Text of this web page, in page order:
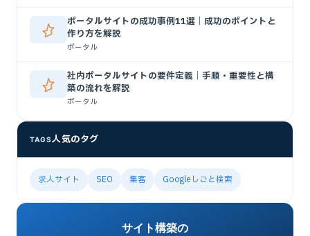
ポータルサイトの成功事例11選｜成功のポイントと
作り方を解説
ポータル
社内ポータルサイトの要件定義｜手順・重要性と構
築の流れを解説
ポータル
TAGS人気のタグ
求人サイト SEO 集客 Googleしごと検索
サイト構築の